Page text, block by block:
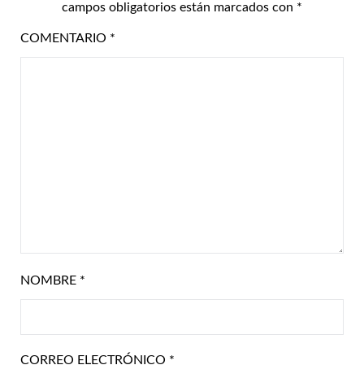
campos obligatorios están marcados con *
COMENTARIO *
NOMBRE *
CORREO ELECTRÓNICO *